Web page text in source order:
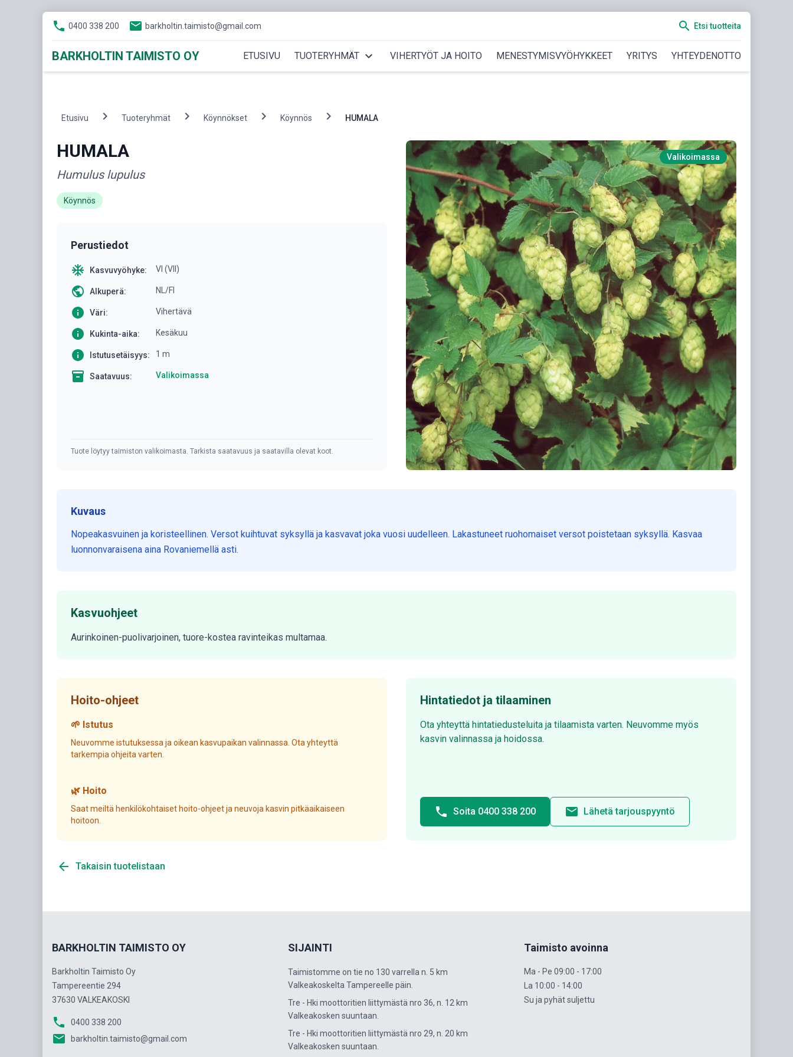
phone 0400 338 200 email barkholtin.taimisto@gmail.com search Etsi tuotteita
BARKHOLTIN TAIMISTO OY ETUSIVU TUOTERYHMÄT expand_more VIHERTYÖT JA HOITO MENESTYMISVYÖHYKKEET YRITYS YHTEYDENOTTO
Etusivu chevron_right Tuoteryhmät chevron_right Köynnökset chevron_right Köynnös chevron_right HUMALA
HUMALA
Humulus lupulus
Köynnös
Perustiedot
ac_unit Kasvuvyöhyke: VI (VII)
public Alkuperä: NL/FI
info Väri: Vihertävä
info Kukinta-aika: Kesäkuu
info Istutusetäisyys: 1 m
inventory Saatavuus: Valikoimassa
Tuote löytyy taimiston valikoimasta. Tarkista saatavuus ja saatavilla olevat koot.
Valikoimassa
Kuvaus
Nopeakasvuinen ja koristeellinen. Versot kuihtuvat syksyllä ja kasvavat joka vuosi uudelleen. Lakastuneet ruohomaiset versot poistetaan syksyllä. Kasvaa
luonnonvaraisena aina Rovaniemellä asti.
Kasvuohjeet
Aurinkoinen-puolivarjoinen, tuore-kostea ravinteikas multamaa.
Hoito-ohjeet
🌱 Istutus
Neuvomme istutuksessa ja oikean kasvupaikan valinnassa. Ota yhteyttä
tarkempia ohjeita varten.
🌿 Hoito
Saat meiltä henkilökohtaiset hoito-ohjeet ja neuvoja kasvin pitkäaikaiseen
hoitoon.
Hintatiedot ja tilaaminen
Ota yhteyttä hintatiedusteluita ja tilaamista varten. Neuvomme myös
kasvin valinnassa ja hoidossa.
phone Soita 0400 338 200 email Lähetä tarjouspyyntö
arrow_back Takaisin tuotelistaan
BARKHOLTIN TAIMISTO OY
Barkholtin Taimisto Oy
Tampereentie 294
37630 VALKEAKOSKI
phone 0400 338 200
email barkholtin.taimisto@gmail.com
SIJAINTI
Taimistomme on tie no 130 varrella n. 5 km
Valkeakoskelta Tampereelle päin.
Tre - Hki moottoritien liittymästä nro 36, n. 12 km
Valkeakosken suuntaan.
Tre - Hki moottoritien liittymästä nro 29, n. 20 km
Valkeakosken suuntaan.
Taimisto avoinna
Ma - Pe 09:00 - 17:00
La 10:00 - 14:00
Su ja pyhät suljettu